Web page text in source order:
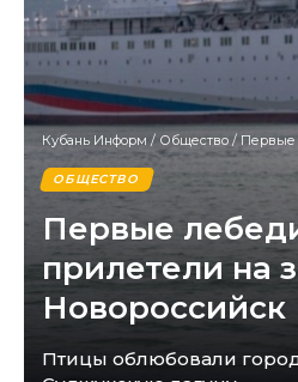
Кубань Информ / Общество / Первые
ОБЩЕСТВО
Первые
прилетели на
Новороссийск
Птицы облюбовали